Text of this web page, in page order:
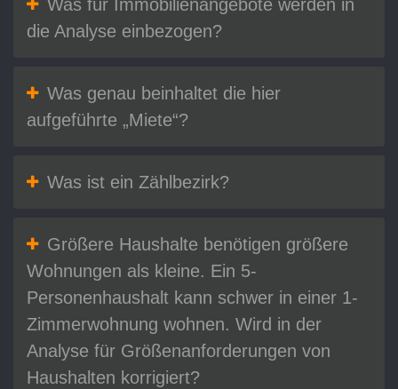
Was für Immobilienangebote werden in
die Analyse einbezogen?
Was genau beinhaltet die hier
aufgeführte „Miete“?
Was ist ein Zählbezirk?
Größere Haushalte benötigen größere
Wohnungen als kleine. Ein 5-
Personenhaushalt kann schwer in einer 1-
Zimmerwohnung wohnen. Wird in der
Analyse für Größenanforderungen von
Haushalten korrigiert?